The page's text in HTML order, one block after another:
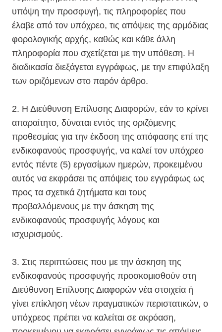
υπόψη την προσφυγή, τις πληροφορίες που
έλαβε από τον υπόχρεο, τις απόψεις της αρμόδιας
φορολογικής αρχής, καθώς και κάθε άλλη
πληροφορία που σχετίζεται με την υπόθεση. Η
διαδικασία διεξάγεται εγγράφως, με την επιφύλαξη
των οριζόμενων στο παρόν άρθρο.
2. Η Διεύθυνση Επίλυσης Διαφορών, εάν το κρίνει
απαραίτητο, δύναται εντός της οριζόμενης
προθεσμίας για την έκδοση της απόφασης επί της
ενδικοφανούς προσφυγής, να καλεί τον υπόχρεο
εντός πέντε (5) εργασίμων ημερών, προκειμένου
αυτός να εκφράσει τις απόψεις του εγγράφως ως
προς τα σχετικά ζητήματα και τους
προβαλλόμενους με την άσκηση της
ενδικοφανούς προσφυγής λόγους και
ισχυρισμούς.
3. Στις περιπτώσεις που με την άσκηση της
ενδικοφανούς προσφυγής προσκομισθούν στη
Διεύθυνση Επίλυσης Διαφορών νέα στοιχεία ή
γίνει επίκληση νέων πραγματικών περιστατικών, ο
υπόχρεος πρέπει να καλείται σε ακρόαση,